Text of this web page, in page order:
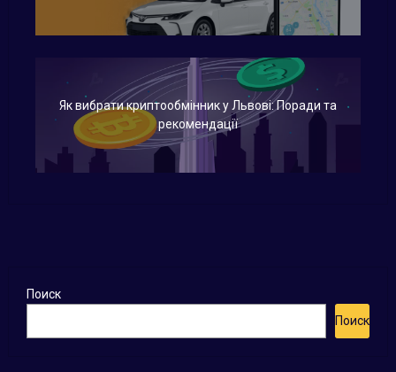
Як вибрати криптообмінник у Львові: Поради та
рекомендації
Поиск
Поиск